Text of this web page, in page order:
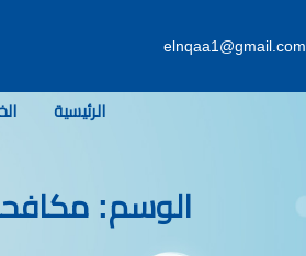
elnqaa1@gmail.com
الرئيسية
الوسم: